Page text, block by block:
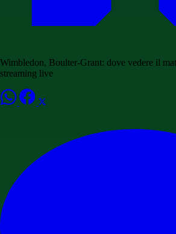
Wimbledon, Boulter-Grant: dove vedere il
streaming live